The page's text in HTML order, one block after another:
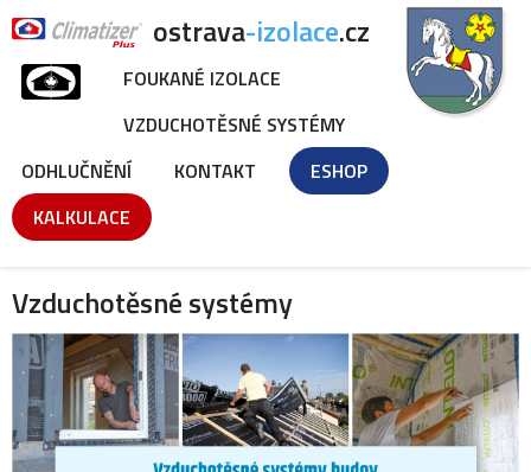
ostrava-izolace.cz
FOUKANÉ IZOLACE
VZDUCHOTĚSNÉ SYSTÉMY
ODHLUČNĚNÍ
KONTAKT
ESHOP
KALKULACE
Vzduchotěsné systémy